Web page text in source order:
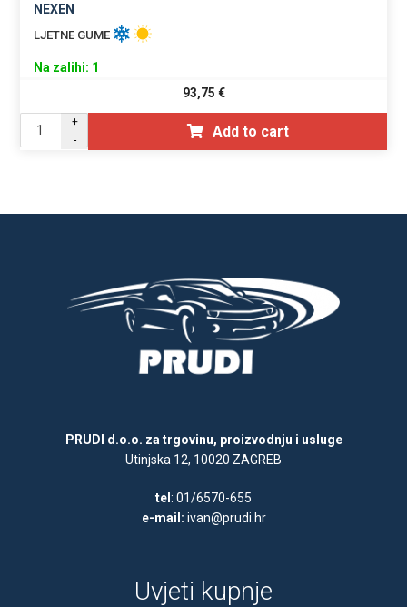
NEXEN
LJETNE GUME
Na zalihi: 1
93,75 €
+
-
Add to cart
PRUDI d.o.o. za trgovinu, proizvodnju i usluge
Utinjska 12, 10020 ZAGREB
tel : 01/6570-655
e-mail: ivan@prudi.hr
Uvjeti kupnje